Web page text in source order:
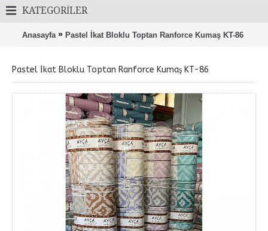
KATEGORILER
Anasayfa » Pastel İkat Bloklu Toptan Ranforce Kumaş KT-86
Pastel İkat Bloklu Toptan Ranforce Kumaş KT-86